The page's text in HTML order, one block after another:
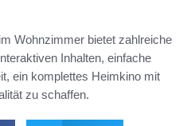
Wohnzimmer bietet zahlreiche
Inhalten, einfache
ein komplettes Heimkino mit
zu schaffen.